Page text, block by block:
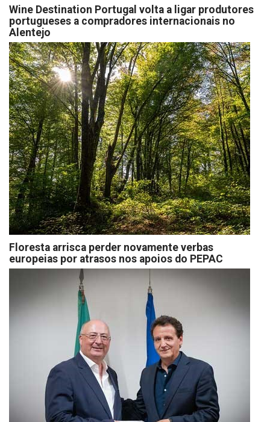
Wine Destination Portugal volta a ligar produtores
portugueses a compradores internacionais no
Alentejo
Floresta arrisca perder novamente verbas
europeias por atrasos nos apoios do PEPAC